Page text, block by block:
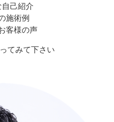
己紹介
施術例
客様の声
てみて下さい